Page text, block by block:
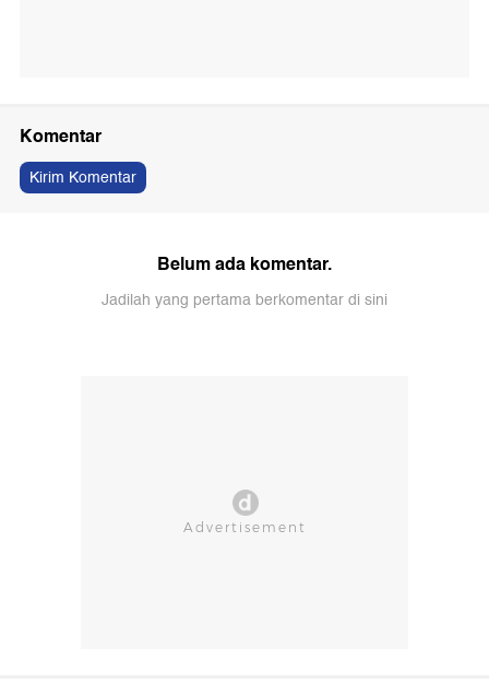
Komentar
Kirim Komentar
Belum ada komentar.
Jadilah yang pertama berkomentar di sini